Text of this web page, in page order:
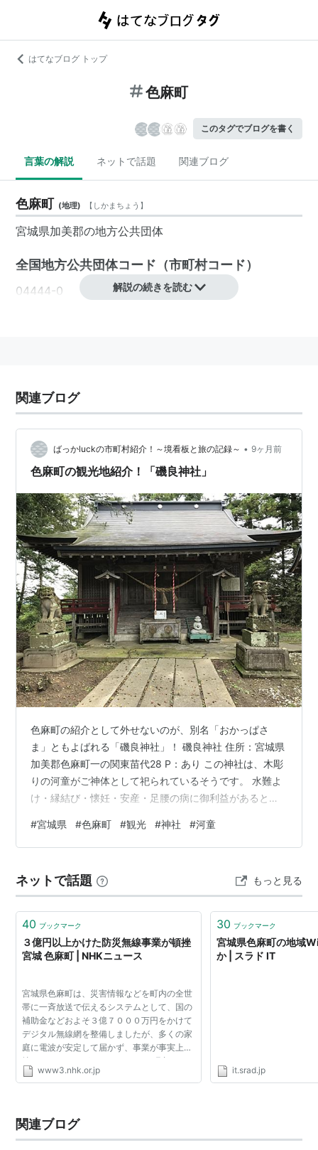
はてなブログ トップ
色麻町
このタグでブログを書く
言葉の解説 ネットで話題 関連ブログ
色麻町 (地理) 【 しかまちょう 】
宮城県加美郡の地方公共団体
全国地方公共団体コード （市町村コード）
04444-0 解説の続きを読む
関連ブログ
ばっかluckの市町村紹介！～境看板と旅の記録～ • 9ヶ月前
色麻町の観光地紹介！「磯良神社」
色麻町の紹介として外せないのが、別名「おかっぱさ
ま」ともよばれる「磯良神社」！ 磯良神社 住所：宮城県
加美郡色麻町一の関東苗代28 P：あり この神社は、木彫
りの河童がご神体として祀られているそうです。 水難よ
け・縁結び・懐妊・安産・足腰の病に御利益があるとの
呂の水先案内人をした東右衛門という男がその功績を称
えられ、「川童（かっぱ）」の姓と土地を与えられたと
れたのがこの神社の始まりとのこと。 （参考：色麻町HP
https://www.town.shikama.miyagi.jp/soshik…
#宮城県 #色麻町 #観光 #神社 #河童
ネットで話題 もっと見る
40 ブックマーク
３億円以上かけた防災無線事業が頓挫
宮城 色麻町 | NHKニュース
宮城県色麻町は、災害情報などを町内の全世
帯に一斉放送で伝えるシステムとして、国の
補助金などおよそ３億７０００万円をかけて
デジタル無線網を整備しましたが、多くの家
庭に電波が安定して届かず、事業が事実上頓
挫していたことがわかりました。 町内の６か
所に新たに造った高速無線通信の基地局から
www3.nhk.or.jp
30 ブックマーク
宮城県色麻町の地域
か | スラド IT
it.srad.jp
関連ブログ